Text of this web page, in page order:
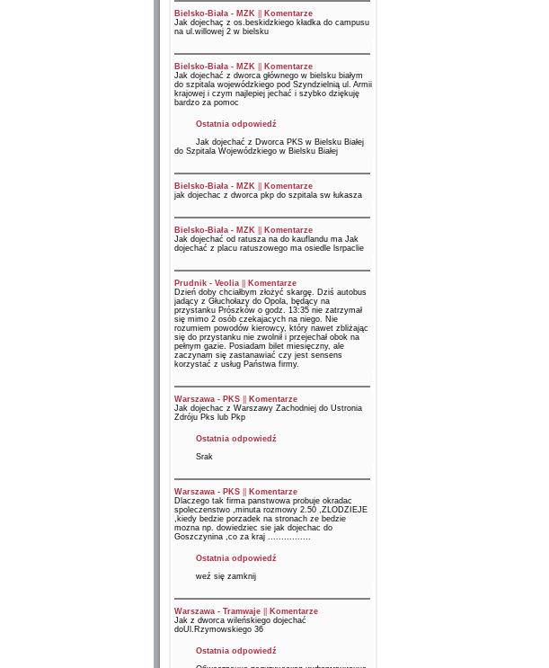
Bielsko-Biała - MZK||
Komentarze
Jak dojechaç z os.beskidzkiego kładka do campusu
na ul.willowej 2 w bielsku
Bielsko-Biała - MZK||
Komentarze
Jak dojechać z dworca głównego w bielsku białym
do szpitala wojewódzkiego pod Szyndzielnią ul. Armii
krajowej i czym najlepiej jechać i szybko dziękuję
bardzo za pomoc
Ostatnia odpowiedź
Jak dojechać z Dworca PKS w Bielsku Białej
do Szpitala Wojewódzkiego w Bielsku Białej
Bielsko-Biała - MZK||
Komentarze
jak dojechac z dworca pkp do szpitala sw łukasza
Bielsko-Biała - MZK||
Komentarze
Jak dojechać od ratusza na do kauflandu ma Jak
dojechać z placu ratuszowego ma osiedle lsrpaclie
Prudnik - Veolia||
Komentarze
Dzień doby chciałbym złożyć skargę. Dziś autobus
jadący z Głuchołazy do Opola, będący na
przystanku Prószków o godz. 13:35 nie zatrzymał
się mimo 2 osób czekajacych na niego. Nie
rozumiem powodów kierowcy, który nawet zbliżając
się do przystanku nie zwolnił i przejechał obok na
pełnym gazie. Posiadam bilet miesięczny, ale
zaczynam się zastanawiać czy jest sensens
korzystać z usług Państwa firmy.
Warszawa - PKS||
Komentarze
Jak dojechac z Warszawy Zachodniej do Ustronia
Zdróju Pks lub Pkp
Ostatnia odpowiedź
Srak
Warszawa - PKS||
Komentarze
Dlaczego tak firma panstwowa probuje okradac
spoleczenstwo ,minuta rozmowy 2.50 ,ZLODZIEJE
,kiedy bedzie porzadek na stronach ze bedzie
mozna np. dowiedziec sie jak dojechac do
Goszczynina ,co za kraj ................
Ostatnia odpowiedź
weź się zamknij
Warszawa - Tramwaje||
Komentarze
Jak z dworca wileńskiego dojechać
doUl.Rzymowskiego 36
Ostatnia odpowiedź